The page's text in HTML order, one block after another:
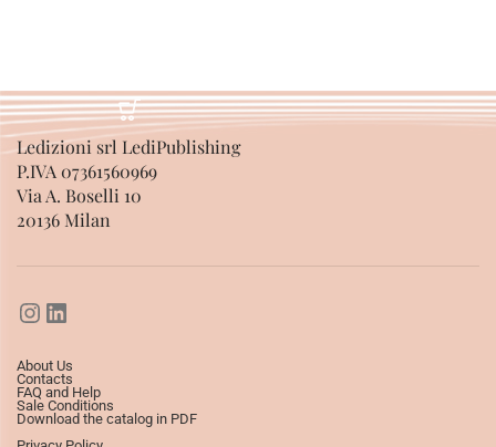
Ledizioni srl LediPublishing
P.IVA 07361560969
Via A. Boselli 10
20136 Milan
About Us
Contacts
FAQ and Help
Sale Conditions
Download the catalog in PDF